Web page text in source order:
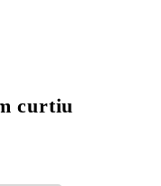
curtiu